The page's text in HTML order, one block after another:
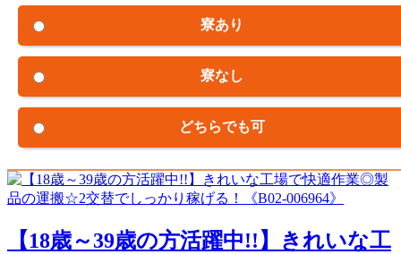
寮あり
寮なし
どちらでも可
【18歳～39歳の方活躍中!!】きれいな工